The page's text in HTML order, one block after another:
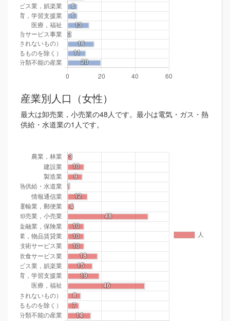
産業別人口（女性）
最大は卸売業，小売業の48人です。最小は電気・ガス・熱
供給・水道業の1人です。